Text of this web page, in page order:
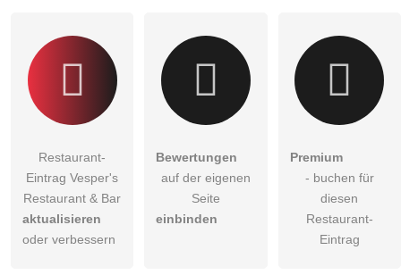
Restaurant-
Eintrag Vesper's
Restaurant & Bar
aktualisieren
oder verbessern
Bewertungen
auf der eigenen
Seite
einbinden
Premium
- buchen für
diesen
Restaurant-
Eintrag